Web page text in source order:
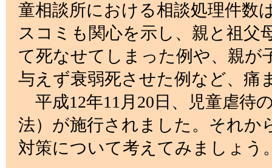
童相談所における相談処理件数
スコミも関心を示し、親と祖父
て死なせてしまった例や、親が
与えず衰弱死させた例など、痛
平成12年11月20日、児童虐待
法）が施行されました。それか
対策について考えてみましょう